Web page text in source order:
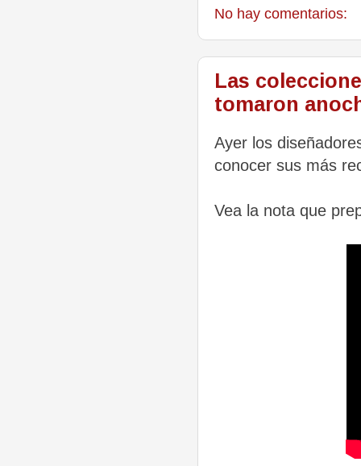
No hay comentarios:
Las
tomaron
Ayer los
conocer sus más
Vea la nota que